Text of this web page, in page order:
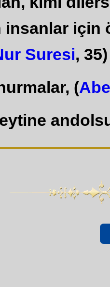
insanlar için
Suresi, 35)
(